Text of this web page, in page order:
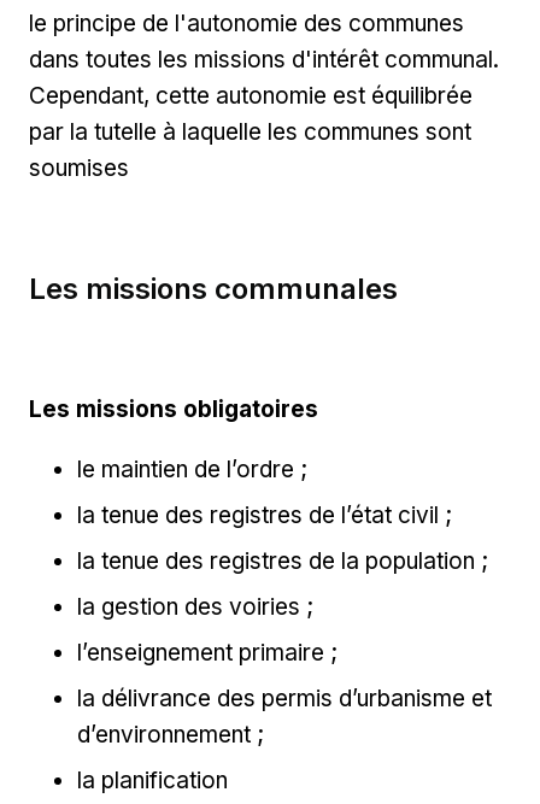
le principe de l'autonomie des communes
dans toutes les missions d'intérêt communal.
Cependant, cette autonomie est équilibrée
par la tutelle à laquelle les communes sont
soumises
Les missions communales
Les missions obligatoires
le maintien de l’ordre ;
la tenue des registres de l’état civil ;
la tenue des registres de la population ;
la gestion des voiries ;
l’enseignement primaire ;
la délivrance des permis d’urbanisme et
d’environnement ;
la planification